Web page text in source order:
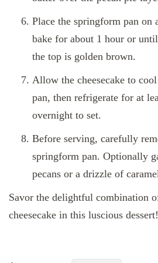
Place the springform pan on
bake for about 1 hour or
the top is golden brown.
Allow the cheesecake to
pan, then refrigerate for at
overnight to set.
Before serving, carefully
springform pan. Optionally
pecans or a drizzle of
Savor the delightful combination
cheesecake in this luscious dessert!